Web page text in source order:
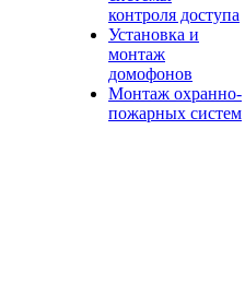
контроля доступа
Установка и
монтаж
домофонов
Монтаж охранно-
пожарных систем